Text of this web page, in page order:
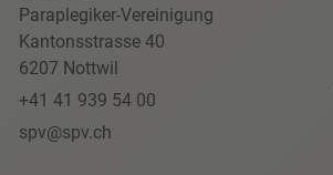
Paraplegiker-Vereinigung
Kantonsstrasse 40
6207 Nottwil
+41 41 939 54 00
spv@spv.ch